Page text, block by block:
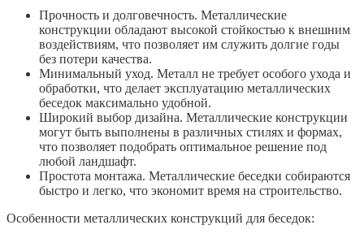
Прочность и долговечность. Металлические
конструкции обладают высокой стойкостью к внешним
воздействиям, что позволяет им служить долгие годы
без потери качества.
Минимальный уход. Металл не требует особого ухода и
обработки, что делает эксплуатацию металлических
беседок максимально удобной.
Широкий выбор дизайна. Металлические конструкции
могут быть выполнены в различных стилях и формах,
что позволяет подобрать оптимальное решение под
любой ландшафт.
Простота монтажа. Металлические беседки собираются
быстро и легко, что экономит время на строительство.
Особенности металлических конструкций для беседок: